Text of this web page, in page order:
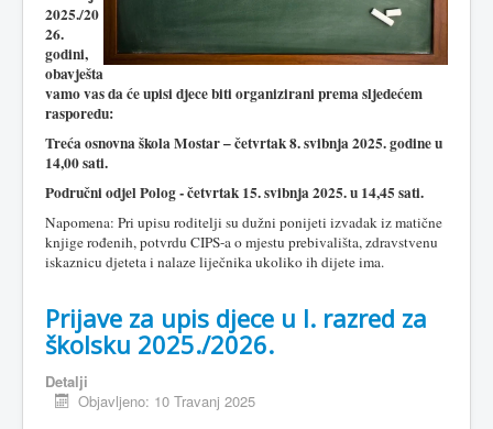
2025./20
26.
godini,
obavješta
vamo vas da će upisi djece biti organizirani prema sljedećem
rasporedu:
Treća osnovna škola Mostar – četvrtak 8. svibnja 2025. godine u
14,00 sati.
Područni odjel Polog - četvrtak 15. svibnja 2025. u 14,45 sati.
Napomena: Pri upisu roditelji su dužni ponijeti izvadak iz matične
knjige rođenih, potvrdu CIPS-a o mjestu prebivališta, zdravstvenu
iskaznicu djeteta i nalaze liječnika ukoliko ih dijete ima.
Prijave za upis djece u I. razred za
školsku 2025./2026.
Detalji
Objavljeno: 10 Travanj 2025